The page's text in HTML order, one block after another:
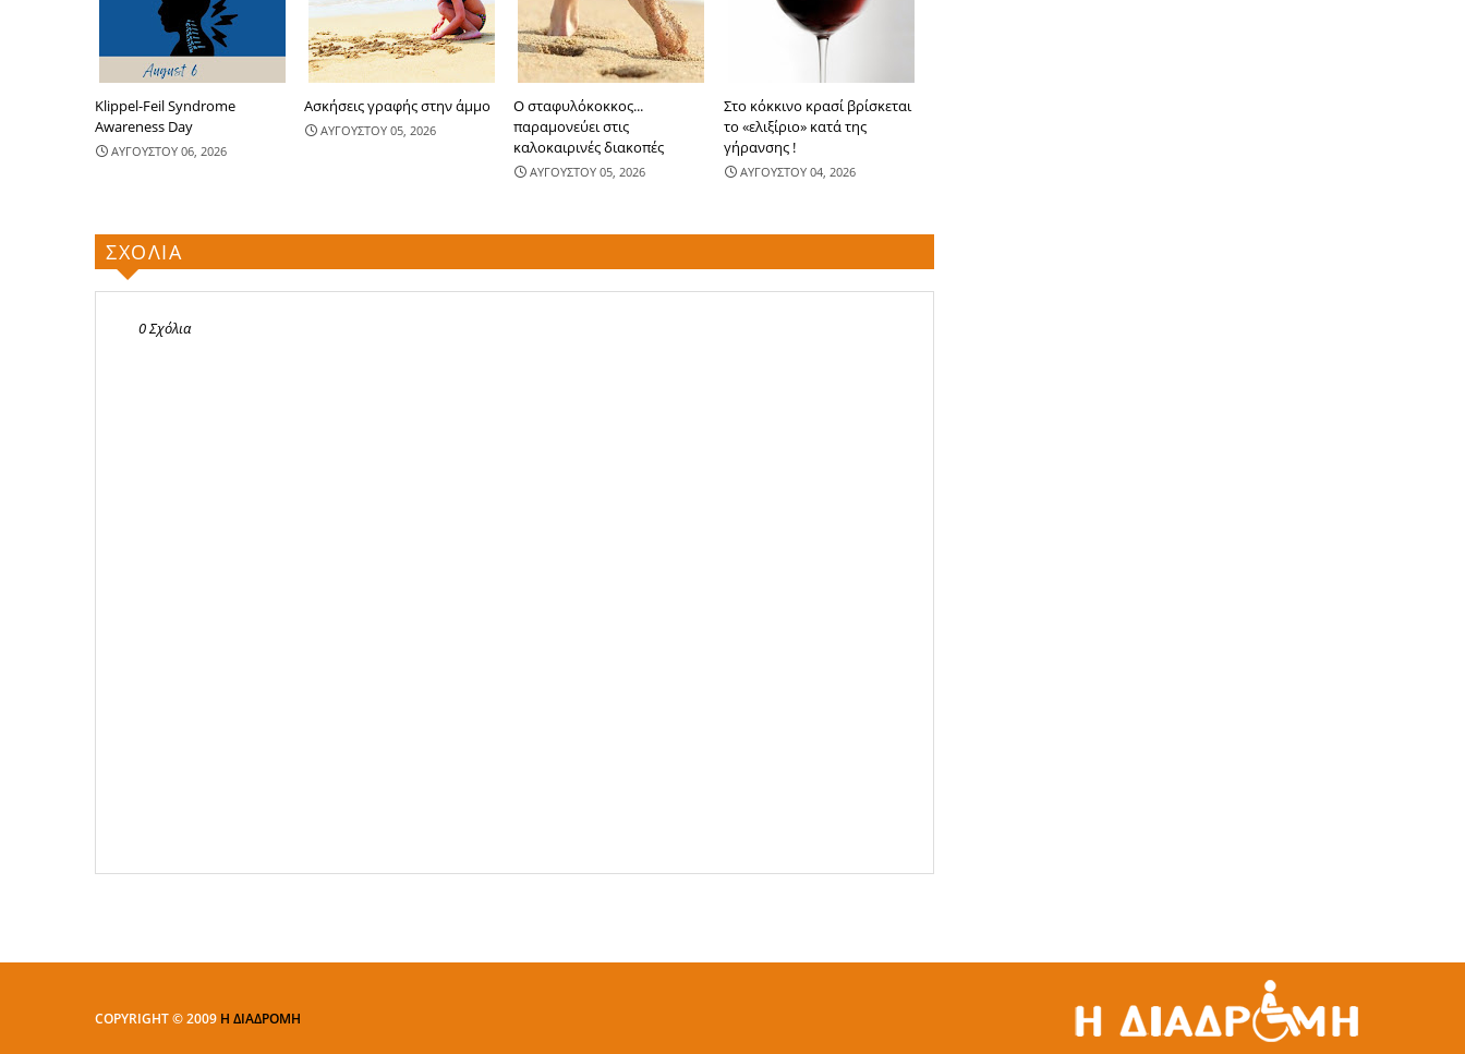
Klippel-Feil Syndrome
Awareness Day
ΑΥΓΟΥΣΤΟΥ 06, 2026
Ασκήσεις γραφής στην άμμο
ΑΥΓΟΥΣΤΟΥ 05, 2026
Ο σταφυλόκοκκος...
παραμονεύει στις
καλοκαιρινές διακοπές
ΑΥΓΟΥΣΤΟΥ 05, 2026
Στο κόκκινο κρασί βρίσκεται
το «ελιξίριο» κατά της
γήρανσης !
ΑΥΓΟΥΣΤΟΥ 04, 2026
ΣΧΟΛΙΑ
0 Σχόλια
COPYRIGHT © 2009 Η ΔΙΑΔΡΟΜΗ